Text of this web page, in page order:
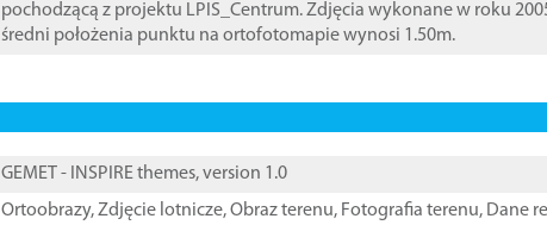
pochodzącą z projektu LPIS_Centrum. Zdjęcia wykonane w roku
średni położenia punktu na ortofotomapie wynosi 1.50m.
GEMET - INSPIRE themes, version 1.0
Ortoobrazy,Zdjęcie lotnicze,Obraz terenu, Fotografia terenu, Dane